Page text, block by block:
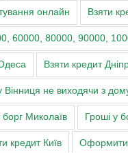
онлайн Взяти
60000, 80000, 90000,
Взяти кредит
Вінниця не виходячи з
борг Миколаїв Гроші у
кредит Київ Оформити